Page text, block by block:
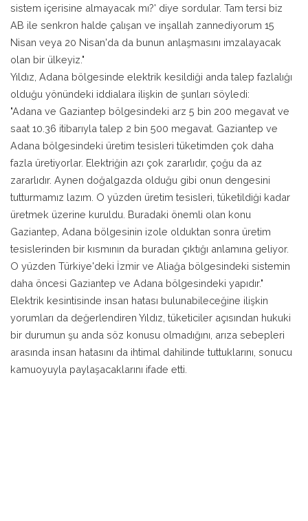
sistem içerisine almayacak mı?' diye sordular. Tam tersi biz
AB ile senkron halde çalışan ve inşallah zannediyorum 15
Nisan veya 20 Nisan'da da bunun anlaşmasını imzalayacak
olan bir ülkeyiz."
Yıldız, Adana bölgesinde elektrik kesildiği anda talep fazlalığı
olduğu yönündeki iddialara ilişkin de şunları söyledi:
"Adana ve Gaziantep bölgesindeki arz 5 bin 200 megavat ve
saat 10.36 itibarıyla talep 2 bin 500 megavat. Gaziantep ve
Adana bölgesindeki üretim tesisleri tüketimden çok daha
fazla üretiyorlar. Elektriğin azı çok zararlıdır, çoğu da az
zararlıdır. Aynen doğalgazda olduğu gibi onun dengesini
tutturmamız lazım. O yüzden üretim tesisleri, tüketildiği kadar
üretmek üzerine kuruldu. Buradaki önemli olan konu
Gaziantep, Adana bölgesinin izole olduktan sonra üretim
tesislerinden bir kısmının da buradan çıktığı anlamına geliyor.
O yüzden Türkiye'deki İzmir ve Aliağa bölgesindeki sistemin
daha öncesi Gaziantep ve Adana bölgesindeki yapıdır."
Elektrik kesintisinde insan hatası bulunabileceğine ilişkin
yorumları da değerlendiren Yıldız, tüketiciler açısından hukuki
bir durumun şu anda söz konusu olmadığını, arıza sebepleri
arasında insan hatasını da ihtimal dahilinde tuttuklarını, sonucu
kamuoyuyla paylaşacaklarını ifade etti.